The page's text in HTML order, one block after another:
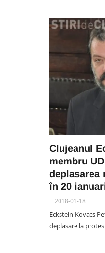
Clujeanul
membru
deplasarea
în 20
2018-01-18
Eckstein-Kovacs
deplasare la